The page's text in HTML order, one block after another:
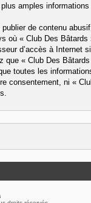
amples
de contenu
où « Club Des
d’accès à Internet
que « Club Des
toutes les
consentement, ni «